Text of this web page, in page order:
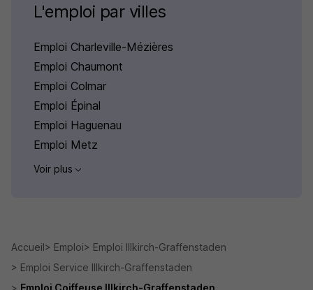
L'emploi par villes
Emploi Charleville-Mézières
Emploi Chaumont
Emploi Colmar
Emploi Épinal
Emploi Haguenau
Emploi Metz
Voir plus
Accueil Emploi
Emploi Illkirch-Graffenstaden
Emploi Service Illkirch-Graffenstaden
Emploi Coiffeuse Illkirch-Graffenstaden